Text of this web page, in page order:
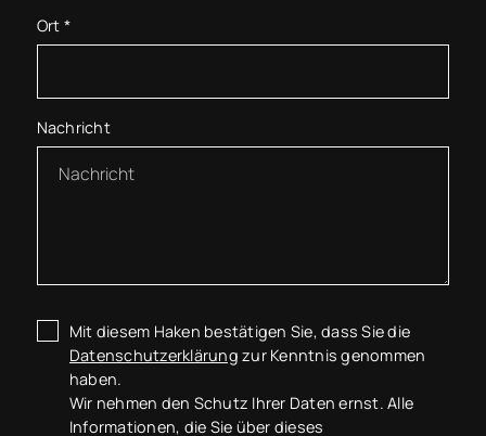
Ort *
Nachricht
Mit diesem Haken bestätigen Sie, dass Sie die
Datenschutzerklärung zur Kenntnis genommen
haben.
Wir nehmen den Schutz Ihrer Daten ernst. Alle
Informationen, die Sie über dieses